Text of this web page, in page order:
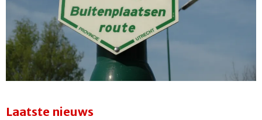
Laatste nieuws